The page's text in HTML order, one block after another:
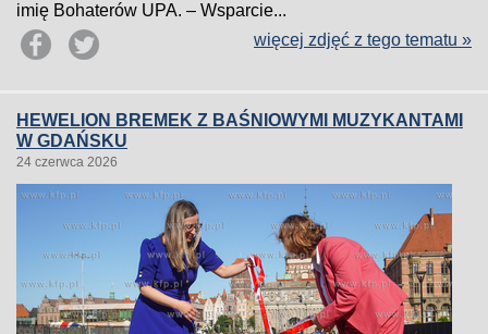
imię Bohaterów UPA. – Wsparcie...
więcej zdjęć z tego tematu »
HEWELION BREMEK Z BAŚNIOWYMI MUZYKANTAMI
W GDAŃSKU
24 czerwca 2026